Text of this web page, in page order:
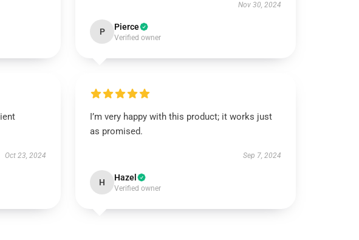
Nov 30, 2024
P Pierce
Verified owner
Oct 23, 2024
I’m very happy with this product; it works just
as promised.
Sep 7, 2024
H Hazel
Verified owner